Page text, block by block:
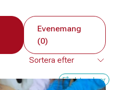
Evenemang
(0)
Få platser kvar